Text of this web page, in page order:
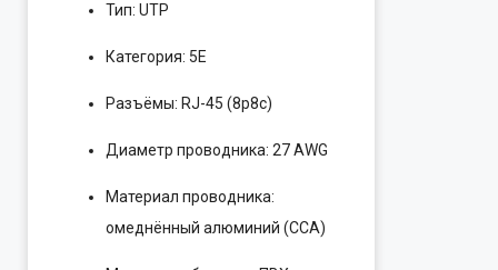
Тип: UTP
Категория: 5E
Разъёмы: RJ-45 (8p8c)
Диаметр проводника: 27 AWG
Материал проводника:
омеднённый алюминий (CCA)